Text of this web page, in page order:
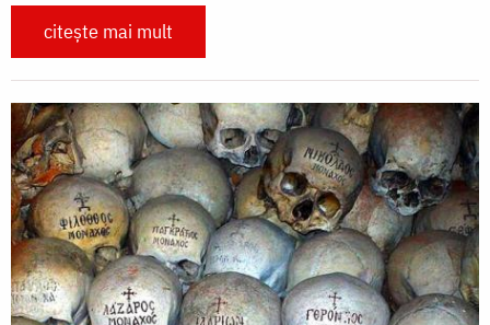
citește mai mult